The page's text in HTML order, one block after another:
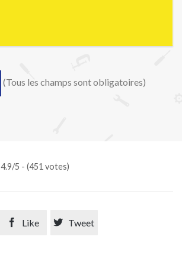
(Tous les champs sont obligatoires)
4.9/5 - (451 votes)
 Like  Tweet